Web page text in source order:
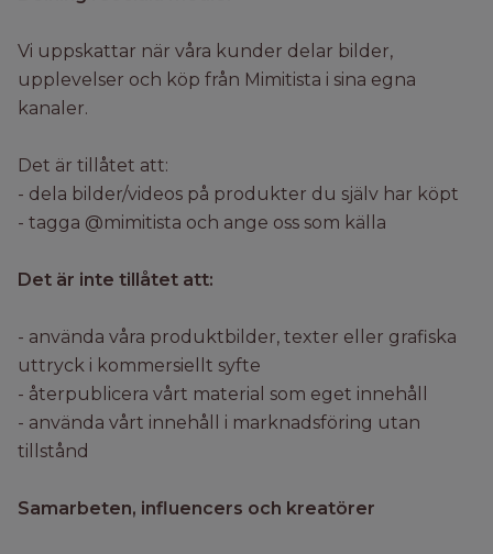
Vi uppskattar när våra kunder delar bilder,
upplevelser och köp från Mimitista i sina egna
kanaler.
Det är tillåtet att:
- dela bilder/videos på produkter du själv har köpt
- tagga @mimitista och ange oss som källa
Det är inte tillåtet att:
- använda våra produktbilder, texter eller grafiska
uttryck i kommersiellt syfte
- återpublicera vårt material som eget innehåll
- använda vårt innehåll i marknadsföring utan
tillstånd
Samarbeten, influencers och kreatörer